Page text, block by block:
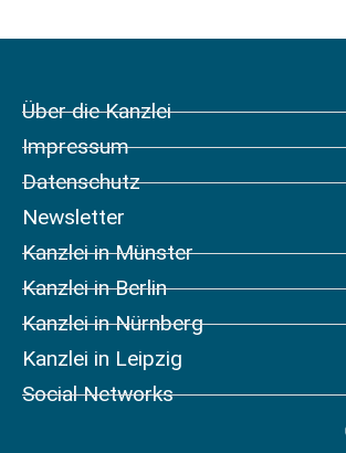
Über die Kanzlei
Impressum
Datenschutz
Newsletter
Kanzlei in Münster
Kanzlei in Berlin
Kanzlei in Nürnberg
Kanzlei in Leipzig
Social Networks